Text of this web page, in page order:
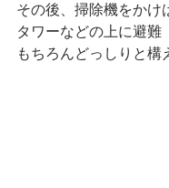
その後、掃除機をかけ
タワーなどの上に避難
もちろんどっしりと構